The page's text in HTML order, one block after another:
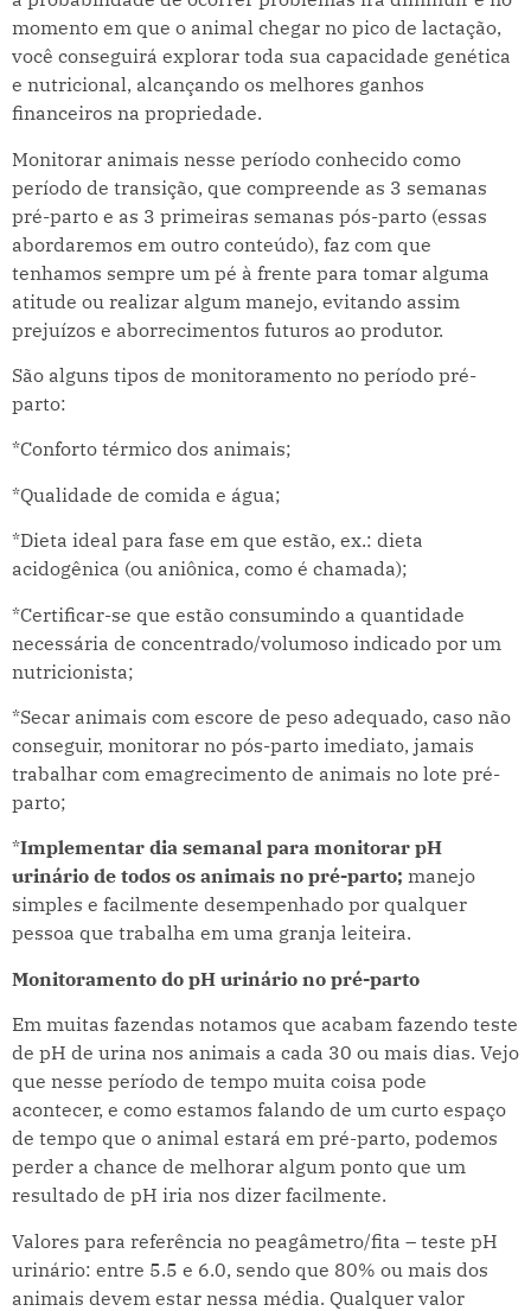
momento em que o animal chegar no pico de lactação,
você conseguirá explorar toda sua capacidade genética
e nutricional, alcançando os melhores ganhos
financeiros na propriedade.
Monitorar animais nesse período conhecido como
período de transição, que compreende as 3 semanas
pré-parto e as 3 primeiras semanas pós-parto (essas
abordaremos em outro conteúdo), faz com que
tenhamos sempre um pé à frente para tomar alguma
atitude ou realizar algum manejo, evitando assim
prejuízos e aborrecimentos futuros ao produtor.
São alguns tipos de monitoramento no período pré-
parto:
*Conforto térmico dos animais;
*Qualidade de comida e água;
*Dieta ideal para fase em que estão, ex.: dieta
acidogênica (ou aniônica, como é chamada);
*Certificar-se que estão consumindo a quantidade
necessária de concentrado/volumoso indicado por um
nutricionista;
*Secar animais com escore de peso adequado, caso não
conseguir, monitorar no pós-parto imediato, jamais
trabalhar com emagrecimento de animais no lote pré-
parto;
*Implementar dia semanal para monitorar pH
urinário de todos os animais no pré-parto; manejo
simples e facilmente desempenhado por qualquer
pessoa que trabalha em uma granja leiteira.
Monitoramento do pH urinário no pré-parto
Em muitas fazendas notamos que acabam fazendo teste
de pH de urina nos animais a cada 30 ou mais dias. Vejo
que nesse período de tempo muita coisa pode
acontecer, e como estamos falando de um curto espaço
de tempo que o animal estará em pré-parto, podemos
perder a chance de melhorar algum ponto que um
resultado de pH iria nos dizer facilmente.
Valores para referência no peagâmetro/fita – teste pH
urinário: entre 5.5 e 6.0, sendo que 80% ou mais dos
animais devem estar nessa média. Qualquer valor